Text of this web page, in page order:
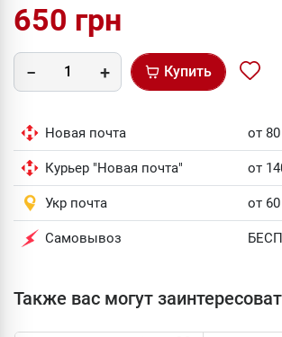
650 грн
Купить
Новая почта от
Курьер "Новая почта" от
Укр почта от
Самовывоз
Также вас могут